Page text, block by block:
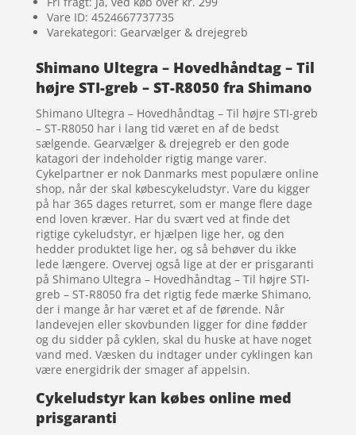
Vare ID: 4524667737735
Varekategori: Gearvælger & drejegreb
Shimano Ultegra – Hovedhåndtag – Til
højre STI-greb – ST-R8050 fra Shimano
Shimano Ultegra – Hovedhåndtag – Til højre STI-greb
– ST-R8050 har i lang tid været en af de bedst
sælgende. Gearvælger & drejegreb er den gode
katagori der indeholder rigtig mange varer.
Cykelpartner er nok Danmarks mest populære online
shop, når der skal købescykeludstyr. Vare du kigger
på har 365 dages returret, som er mange flere dage
end loven kræver. Har du svært ved at finde det
rigtige cykeludstyr, er hjælpen lige her, og den
hedder produktet lige her, og så behøver du ikke
lede længere. Overvej også lige at der er prisgaranti
på Shimano Ultegra – Hovedhåndtag – Til højre STI-
greb – ST-R8050 fra det rigtig fede mærke Shimano,
der i mange år har været et af de førende. Når
landevejen eller skovbunden ligger for dine fødder
og du sidder på cyklen, skal du huske at have noget
vand med. Væsken du indtager under cyklingen kan
være energidrik der smager af appelsin.
Cykeludstyr kan købes online med
prisgaranti